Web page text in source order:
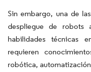
Sin embargo, una de
despliegue de
habilidades técnicas
requieren
robótica,